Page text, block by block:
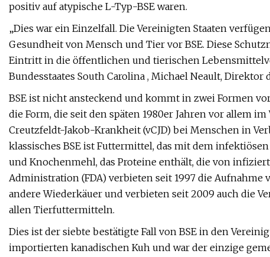
positiv auf atypische L-Typ-BSE waren.
„Dies war ein Einzelfall. Die Vereinigten Staaten
Gesundheit von Mensch und Tier vor BSE. Diese
Eintritt in die öffentlichen und tierischen
Bundesstaates South Carolina , Michael Neault,
BSE ist nicht ansteckend und kommt in zwei Formen
die Form, die seit den späten 1980er Jahren vor allem
Creutzfeldt-Jakob-Krankheit (vCJD) bei Menschen in
klassisches BSE ist Futtermittel, das mit dem
und Knochenmehl, das Proteine ​​enthält, die von
Administration (FDA) verbieten seit 1997 die
andere Wiederkäuer und verbieten seit 2009 auch die
allen Tierfuttermitteln.
Dies ist der siebte bestätigte Fall von BSE in den
importierten kanadischen Kuh und war der einzige